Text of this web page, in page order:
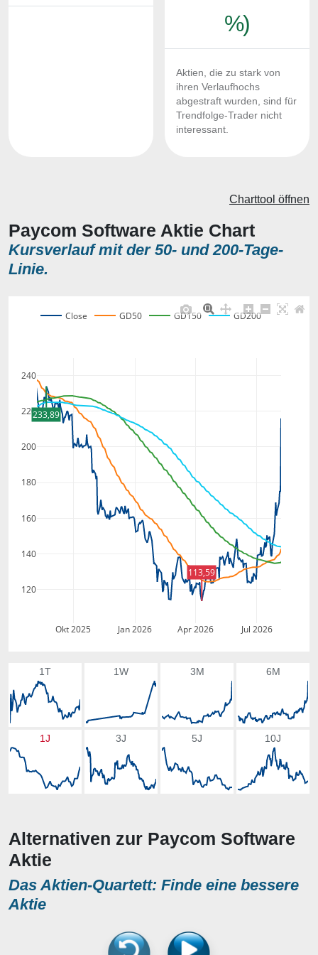
%)
Aktien, die zu stark von
ihren Verlaufhochs
abgestraft wurden, sind für
Trendfolge-Trader nicht
interessant.
Paycom Software Aktie Chart
Kursverlauf mit der 50- und 200-Tage-
Linie.
Charttool öffnen
Okt 2025 Jan 2026 Apr 2026 Jul 2026
120
140
160
180
200
220
240
Close GD50 GD150 GD200
233,89
113,59
1T 1W 3M 6M
1J 3J 5J 10J
Alternativen zur Paycom Software
Aktie
Das Aktien-Quartett: Finde eine bessere
Aktie